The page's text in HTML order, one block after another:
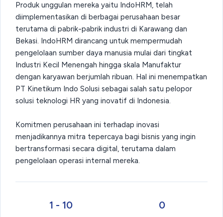
Produk unggulan mereka yaitu IndoHRM, telah
diimplementasikan di berbagai perusahaan besar
terutama di pabrik-pabrik industri di Karawang dan
Bekasi. IndoHRM dirancang untuk mempermudah
pengelolaan sumber daya manusia mulai dari tingkat
Industri Kecil Menengah hingga skala Manufaktur
dengan karyawan berjumlah ribuan. Hal ini menempatkan
PT Kinetikum Indo Solusi sebagai salah satu pelopor
solusi teknologi HR yang inovatif di Indonesia​.
Komitmen perusahaan ini terhadap inovasi
menjadikannya mitra tepercaya bagi bisnis yang ingin
bertransformasi secara digital, terutama dalam
pengelolaan operasi internal mereka.
1 - 10 0